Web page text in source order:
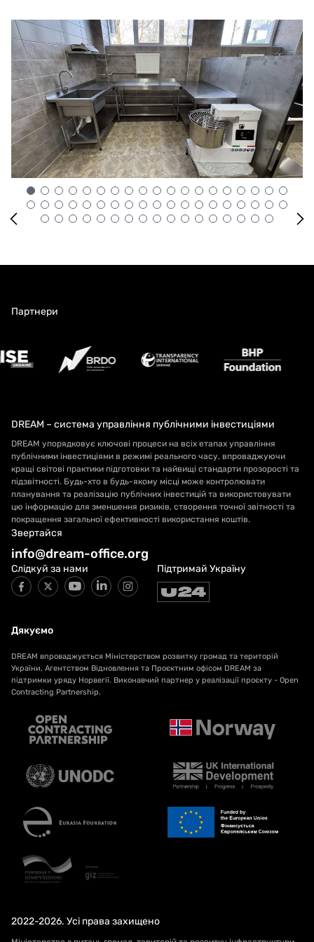
Період дії договору 17.07.2024-31.12.2024
Сума договору 13'246'218,23 UAH з ПДВ
Постачальник за
договором
ТОВАРИСТВО З ОБМЕЖЕНОЮ
ВІДПОВІДАЛЬНІСТЮ "УКРАЇНСЬКА
БУДІВЕЛЬНА КОМПАНІЯ "Н.О.В.А."
Партнери
DREAM – система управління публічними інвестиціями
DREAM упорядковує ключові процеси на всіх етапах управління
публічними інвестиціями в режимі реального часу, впроваджуючи
кращі світові практики підготовки та найвищі стандарти прозорості та
підзвітності. Будь-хто в будь-якому місці може контролювати
планування та реалізацію публічних інвестицій та використовувати
цю інформацію для зменшення ризиків, створення точної звітності та
покращення загальної ефективності використання коштів.
Звертайся
info@dream-office.org
Слідкуй за нами Підтримай Україну
Дякуємо
DREAM впроваджується Міністерством розвитку громад та територій
України, Агентством Відновлення та Проєктним офісом DREAM за
підтримки уряду Норвегії. Виконавчий партнер у реалізації проєкту - Open
Contracting Partnership.
2022-2026. Усі права захищено